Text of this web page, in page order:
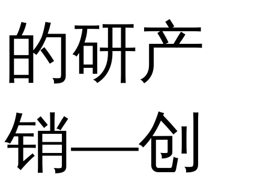
的研产
销—创